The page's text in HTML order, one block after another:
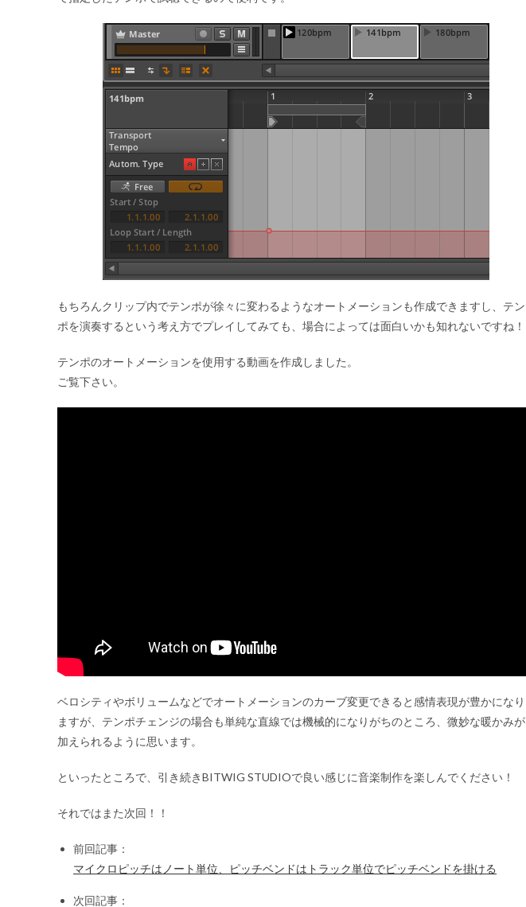
もちろんクリップ内でテンポが徐々に変わるようなオートメーションも作成できますし、テン
ポを演奏するという考え方でプレイしてみても、場合によっては面白いかも知れないですね！
テンポのオートメーションを使用する動画を作成しました。
ご覧下さい。
ベロシティやボリュームなどでオートメーションのカーブ変更できると感情表現が豊かになり
ますが、テンポチェンジの場合も単純な直線では機械的になりがちのところ、微妙な暖かみが
加えられるように思います。
といったところで、引き続きBITWIG STUDIOで良い感じに音楽制作を楽しんでください！
それではまた次回！！
前回記事：
マイクロピッチはノート単位、ピッチベンドはトラック単位でピッチベンドを掛ける
次回記事：